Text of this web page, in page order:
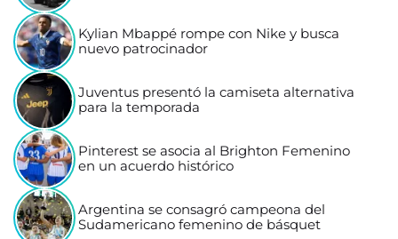
Kylian Mbappé rompe con Nike y busca
nuevo patrocinador
Juventus presentó la camiseta alternativa
para la temporada
Pinterest se asocia al Brighton Femenino
en un acuerdo histórico
Argentina se consagró campeona del
Sudamericano femenino de básquet